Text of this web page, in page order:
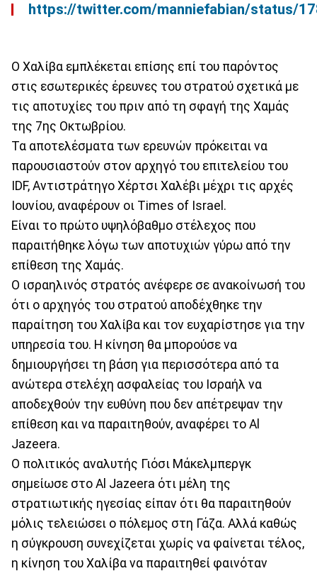
https://twitter.com/manniefabian/status/
Ο Χαλίβα εμπλέκεται επίσης επί του παρόντος
στις εσωτερικές έρευνες του στρατού σχετικά με
τις αποτυχίες του πριν από τη σφαγή της Χαμάς
της 7ης Οκτωβρίου.
Τα αποτελέσματα των ερευνών πρόκειται να
παρουσιαστούν στον αρχηγό του επιτελείου του
IDF, Αντιστράτηγο Χέρτσι Χαλέβι μέχρι τις αρχές
Ιουνίου, αναφέρουν οι Times of Israel.
Είναι το πρώτο υψηλόβαθμο στέλεχος που
παραιτήθηκε λόγω των αποτυχιών γύρω από την
επίθεση της Χαμάς.
Ο ισραηλινός στρατός ανέφερε σε ανακοίνωσή του
ότι ο αρχηγός του στρατού αποδέχθηκε την
παραίτηση του Χαλίβα και τον ευχαρίστησε για την
υπηρεσία του. Η κίνηση θα μπορούσε να
δημιουργήσει τη βάση για περισσότερα από τα
ανώτερα στελέχη ασφαλείας του Ισραήλ να
αποδεχθούν την ευθύνη που δεν απέτρεψαν την
επίθεση και να παραιτηθούν, αναφέρει το Al
Jazeera.
Ο πολιτικός αναλυτής Γιόσι Μάκελμπεργκ
σημείωσε στο Al Jazeera ότι μέλη της
στρατιωτικής ηγεσίας είπαν ότι θα παραιτηθούν
μόλις τελειώσει ο πόλεμος στη Γάζα. Αλλά καθώς
η σύγκρουση συνεχίζεται χωρίς να φαίνεται τέλος,
η κίνηση του Χαλίβα να παραιτηθεί φαινόταν